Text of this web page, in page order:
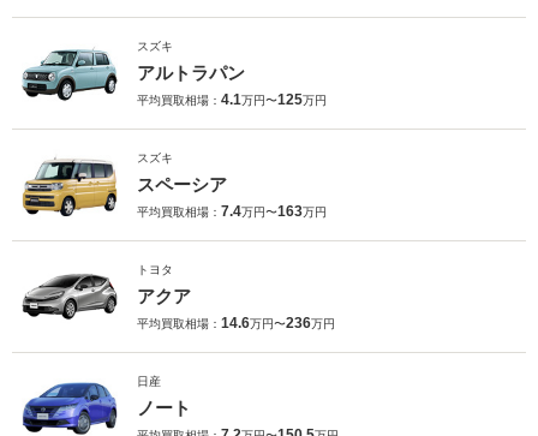
スズキ
アルトラパン
平均買取相場： 4.1万円〜125万円
スズキ
スペーシア
平均買取相場： 7.4万円〜163万円
トヨタ
アクア
平均買取相場： 14.6万円〜236万円
日産
ノート